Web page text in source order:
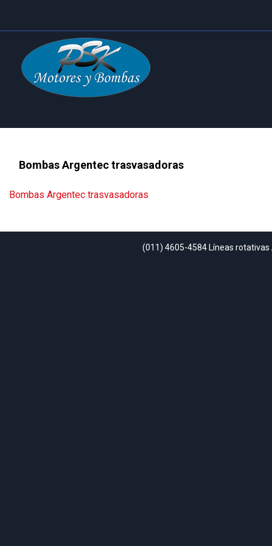
Bombas Argentec trasvasadoras
Bombas Argentec trasvasadoras
(011) 4605-4584 Líneas